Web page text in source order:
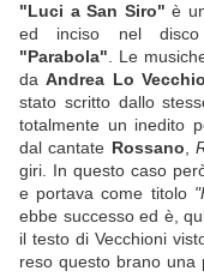
"Luci a San Siro" è
ed inciso nel disco
"Parabola" . Le
daAndrea Lo Vecchio
stato scritto dallo
totalmente un inedito
dal cantate Rossano ,
giri. In questo caso
e portava come titolo
ebbe successo ed è,
il testo di Vecchioni
reso questo brano una